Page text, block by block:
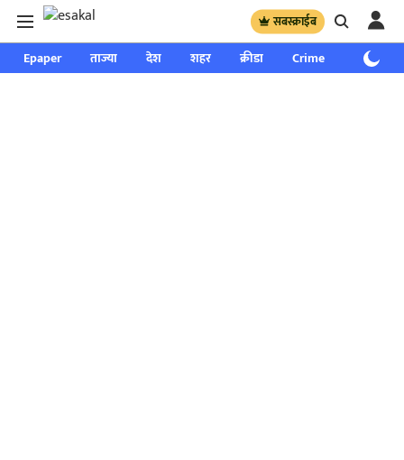
सबस्क्राईब
Epaper ताज्या देश शहर क्रीडा Crime साप्ताहिक